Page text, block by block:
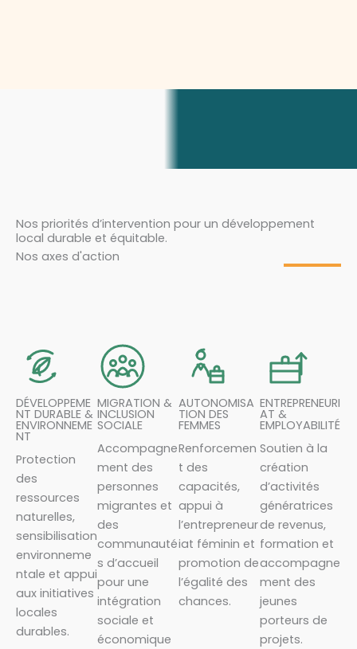
Nos priorités d’intervention pour un développement
local durable et équitable.
Nos axes d'action
DÉVELOPPEME
NT DURABLE &
ENVIRONNEME
NT
Protection
des
ressources
naturelles,
sensibilisation
environneme
ntale et appui
aux initiatives
locales
durables.
MIGRATION &
INCLUSION
SOCIALE
Accompagne
ment des
personnes
migrantes et
des
communauté
s d’accueil
pour une
intégration
sociale et
économique
AUTONOMISA
TION DES
FEMMES
Renforcemen
t des
capacités,
appui à
l’entrepreneur
iat féminin et
promotion de
l’égalité des
chances.
ENTREPRENEURI
AT &
EMPLOYABILITÉ
Soutien à la
création
d’activités
génératrices
de revenus,
formation et
accompagne
ment des
jeunes
porteurs de
projets.